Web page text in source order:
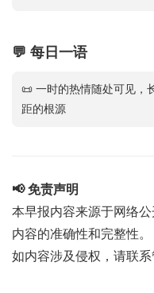
💬 每日一语
📜 一时的热情随处可见，
距的根源
📢 免责声明
本早报内容来源于网络
内容的准确性和完整性。
如内容涉及侵权，请联系